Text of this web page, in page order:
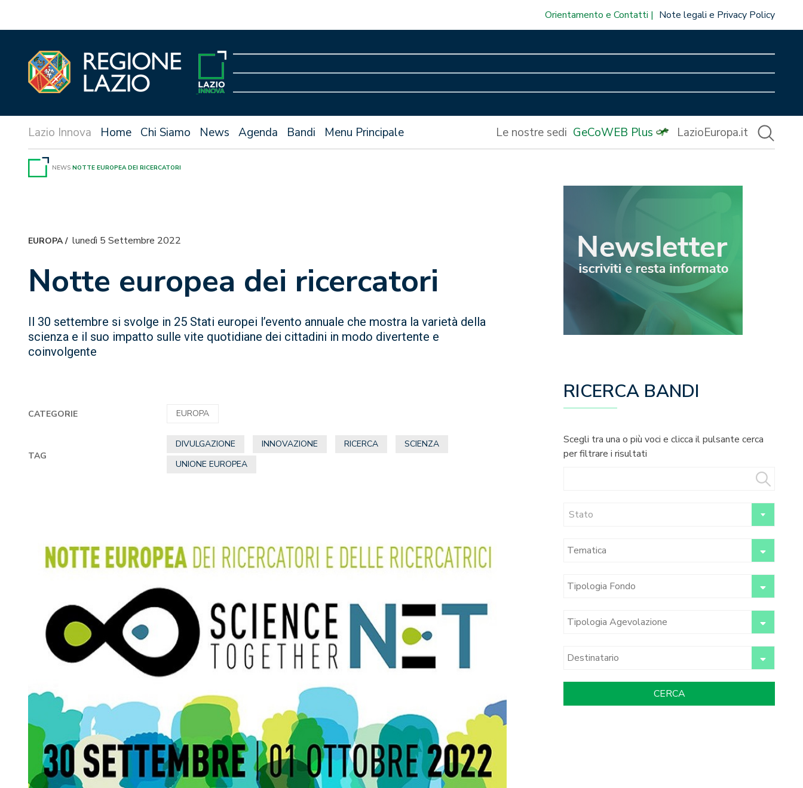
Orientamento e Contatti Note legali e Privacy Policy
Home Chi Siamo News Agenda Bandi Menu Principale Le nostre sedi GeCoWEB Plus LazioEuropa.it
NEWS NOTTE EUROPEA DEI RICERCATORI
EUROPA/ lunedì 5 Settembre 2022
Notte europea dei ricercatori
Il 30 settembre si svolge in 25 Stati europei l’evento annuale che mostra la varietà della
scienza e il suo impatto sulle vite quotidiane dei cittadini in modo divertente e
coinvolgente
CATEGORIE EUROPA
TAG
DIVULGAZIONE INNOVAZIONE RICERCA
SCIENZA
UNIONE EUROPEA
RICERCA BANDI
Scegli tra una o più voci e clicca il pulsante cerca
per filtrare i risultati
Stato